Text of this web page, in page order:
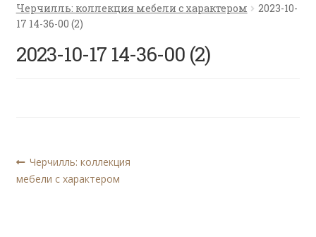
Все о ротанге
Ротанг оптом
Черчилль: коллекция мебели с характером
2023-10-
17 14-36-00 (2)
2023-10-17 14-36-00 (2)
Навигация
по
Предыдущая
запись:
Черчилль: коллекция
мебели с характером